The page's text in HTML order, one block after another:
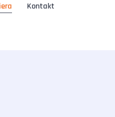
Kontakt